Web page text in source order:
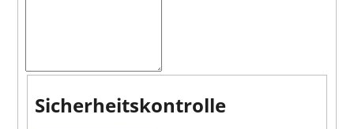
Sicherheitskontrolle